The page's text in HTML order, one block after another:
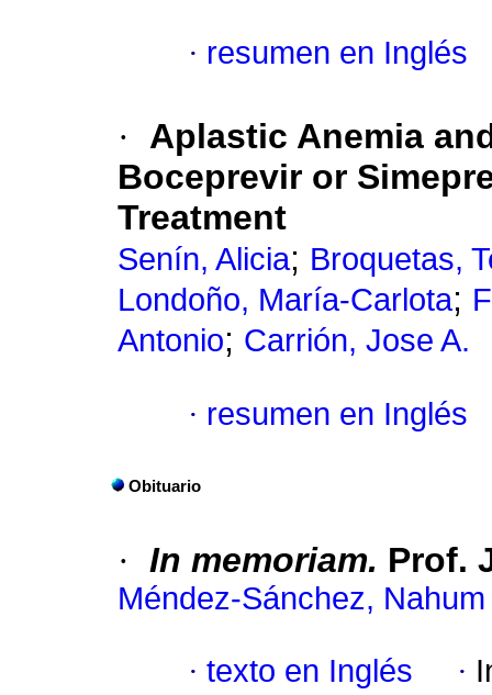
· resumen en Inglés
·
Aplastic Anemia
Boceprevir or
Treatment
Senín, Alicia; Broquetas,
Londoño, María-Carlota;
Antonio; Carrión, Jose A.
· resumen en Inglés
Obituario
· In memoriam. Prof.
Méndez-Sánchez, Nahum
· texto en Inglés ·